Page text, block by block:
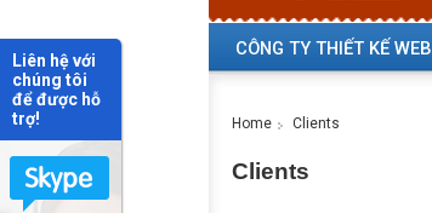
CÔNG TY THIẾT KẾ WEB
Home Clients
Clients
Liên hệ với
chúng tôi
để được hỗ
trợ!